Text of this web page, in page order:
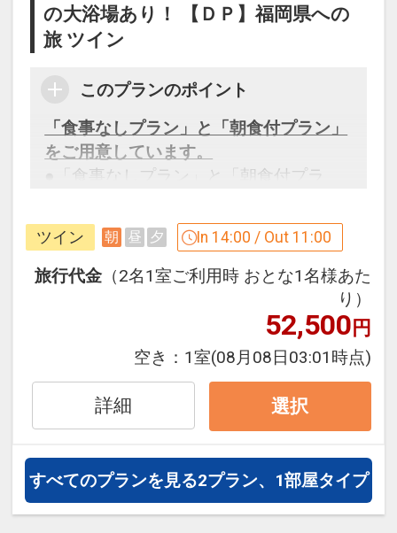
の大浴場あり！ 【ＤＰ】福岡県への
旅 ツイン
このプランのポイント
「食事なしプラン」と「朝食付プラン」
をご用意しています。
●「食事なしプラン」と「朝食付プラ
※ご覧のページがどちらかを【食事条
件】の項目でご確認のうえ、予約にお進
み下さい。
設定期間：2026年4月1日～2027年3月
インターネットコース番号：DP-1-
17328454
ツイン 朝 昼 夕 In 14:00 / Out 11:00
旅行代金 （2名1室ご利用時 おとな1名様あた
り）
52,500円
空き： 1室(08月08日03:01時点)
詳細 選択
すべてのプランを見る2プラン、1部屋タイプ